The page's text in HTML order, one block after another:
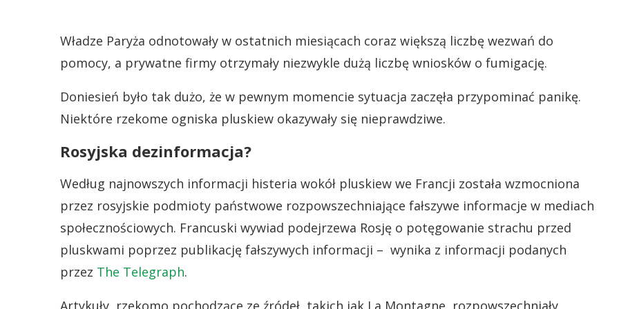
Władze Paryża odnotowały w ostatnich miesiącach coraz większą liczbę wezwań do
pomocy, a prywatne firmy otrzymały niezwykle dużą liczbę wniosków o fumigację.
Doniesień było tak dużo, że w pewnym momencie sytuacja zaczęła przypominać panikę.
Niektóre rzekome ogniska pluskiew okazywały się nieprawdziwe.
Rosyjska dezinformacja?
Według najnowszych informacji histeria wokół pluskiew we Francji została wzmocniona
przez rosyjskie podmioty państwowe rozpowszechniające fałszywe informacje w mediach
społecznościowych. Francuski wywiad podejrzewa Rosję o potęgowanie strachu przed
pluskwami poprzez publikację fałszywych informacji – wynika z informacji podanych
przez The Telegraph.
Artykuły, rzekomo pochodzące ze źródeł, takich jak La Montagne, rozpowszechniały